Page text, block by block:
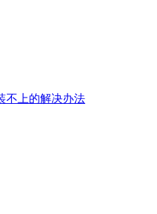
不上的解决办法